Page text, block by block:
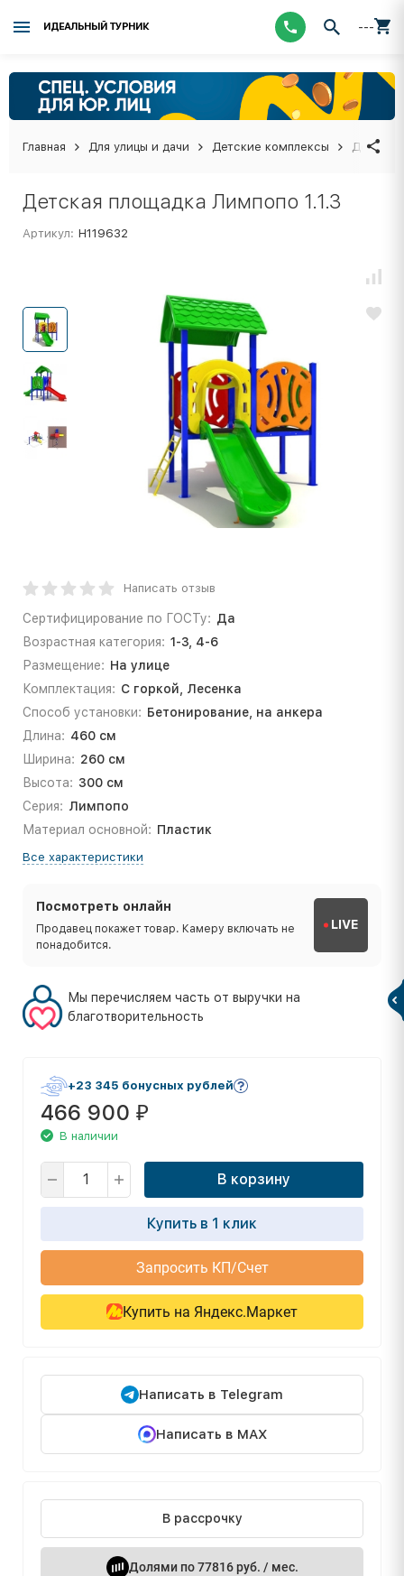
ИДЕАЛЬНЫЙ ТУРНИК ---
Главная Для улицы и дачи Детские комплексы
Детская площадка Лимпопо 1.1.3
Артикул: Н119632
Написать отзыв
Сертифицирование по ГОСТу: Да
Возрастная категория: 1-3, 4-6
Размещение: На улице
Комплектация: С горкой, Лесенка
Способ установки: Бетонирование, на анкера
Длина: 460 см
Ширина: 260 см
Высота: 300 см
Серия: Лимпопо
Материал основной: Пластик
Все характеристики
Посмотреть онлайн
Продавец покажет товар. Камеру включать не
понадобится.
LIVE
Мы перечисляем часть от выручки на
благотворительность
+23 345 бонусных рублей
466 900 ₽
В наличии
В корзину
Купить в 1 клик
Запросить КП/Счет
Купить на Яндекс.Маркет
Написать в Telegram
Написать в MAX
В рассрочку
Долями по 77816 руб. / мес.